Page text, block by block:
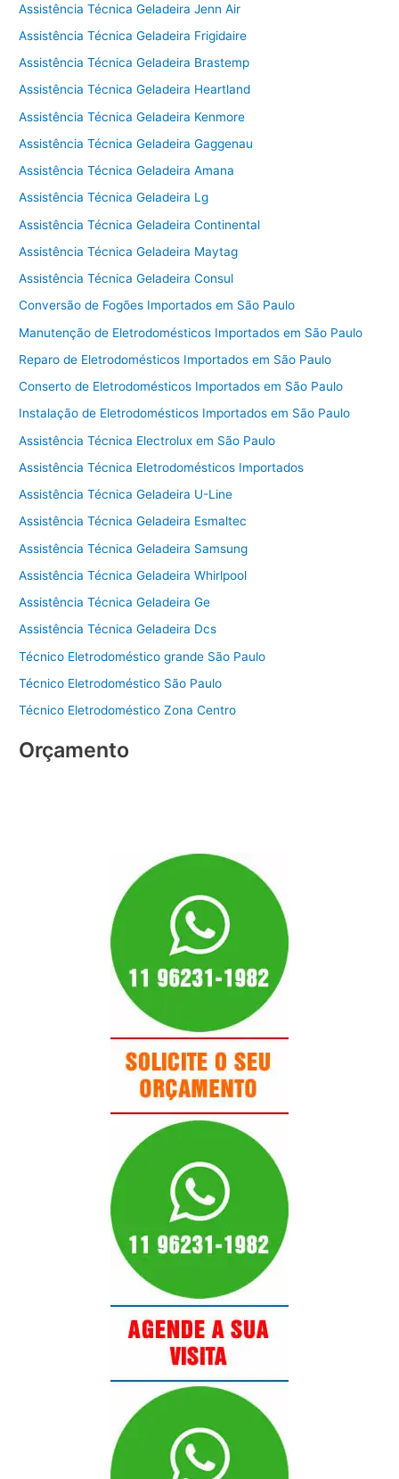
Assistência Técnica Geladeira Jenn Air
Assistência Técnica Geladeira Frigidaire
Assistência Técnica Geladeira Brastemp
Assistência Técnica Geladeira Heartland
Assistência Técnica Geladeira Kenmore
Assistência Técnica Geladeira Gaggenau
Assistência Técnica Geladeira Amana
Assistência Técnica Geladeira Lg
Assistência Técnica Geladeira Continental
Assistência Técnica Geladeira Maytag
Assistência Técnica Geladeira Consul
Conversão de Fogões Importados em São Paulo
Manutenção de Eletrodomésticos Importados em São Paulo
Reparo de Eletrodomésticos Importados em São Paulo
Conserto de Eletrodomésticos Importados em São Paulo
Instalação de Eletrodomésticos Importados em São Paulo
Assistência Técnica Electrolux em São Paulo
Assistência Técnica Eletrodomésticos Importados
Assistência Técnica Geladeira U-Line
Assistência Técnica Geladeira Esmaltec
Assistência Técnica Geladeira Samsung
Assistência Técnica Geladeira Whirlpool
Assistência Técnica Geladeira Ge
Assistência Técnica Geladeira Dcs
Técnico Eletrodoméstico grande São Paulo
Técnico Eletrodoméstico São Paulo
Técnico Eletrodoméstico Zona Centro
Orçamento